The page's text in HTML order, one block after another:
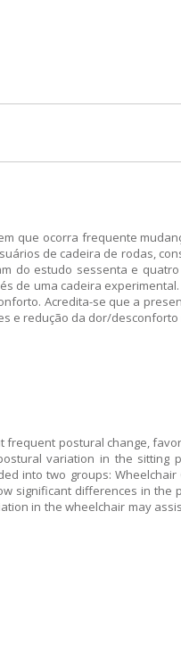
que ocorra frequente
de cadeira de rodas,
do estudo sessenta e
de uma cadeira
Acredita-se que a
e redução da dor/desconforto
postural change,
variation in the
into two groups:
significant differences in
in the wheelchair may